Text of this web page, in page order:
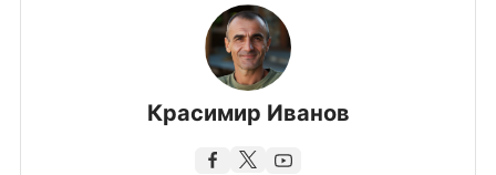
Красимир Иванов